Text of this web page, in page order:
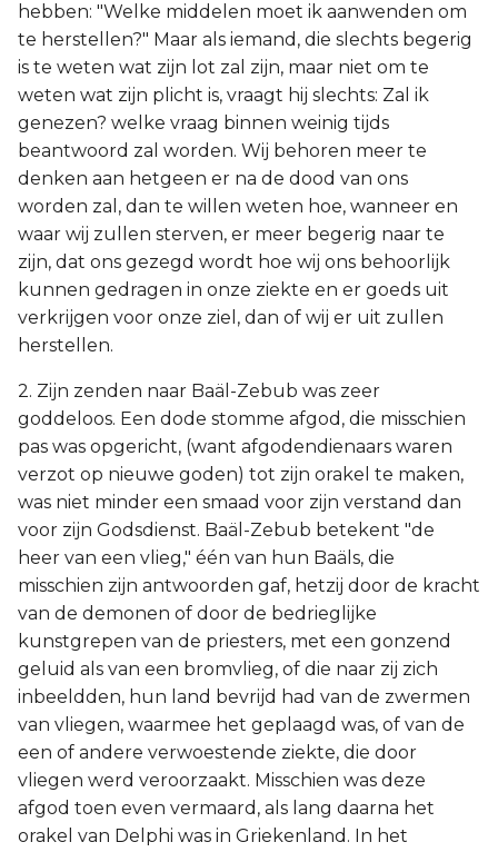
hebben: "Welke middelen moet ik aanwenden om
te herstellen?" Maar als iemand, die slechts begerig
is te weten wat zijn lot zal zijn, maar niet om te
weten wat zijn plicht is, vraagt hij slechts: Zal ik
genezen? welke vraag binnen weinig tijds
beantwoord zal worden. Wij behoren meer te
denken aan hetgeen er na de dood van ons
worden zal, dan te willen weten hoe, wanneer en
waar wij zullen sterven, er meer begerig naar te
zijn, dat ons gezegd wordt hoe wij ons behoorlijk
kunnen gedragen in onze ziekte en er goeds uit
verkrijgen voor onze ziel, dan of wij er uit zullen
herstellen.
2. Zijn zenden naar Baäl-Zebub was zeer
goddeloos. Een dode stomme afgod, die misschien
pas was opgericht, (want afgodendienaars waren
verzot op nieuwe goden) tot zijn orakel te maken,
was niet minder een smaad voor zijn verstand dan
voor zijn Godsdienst. Baäl-Zebub betekent "de
heer van een vlieg," één van hun Baäls, die
misschien zijn antwoorden gaf, hetzij door de kracht
van de demonen of door de bedrieglijke
kunstgrepen van de priesters, met een gonzend
geluid als van een bromvlieg, of die naar zij zich
inbeeldden, hun land bevrijd had van de zwermen
van vliegen, waarmee het geplaagd was, of van de
een of andere verwoestende ziekte, die door
vliegen werd veroorzaakt. Misschien was deze
afgod toen even vermaard, als lang daarna het
orakel van Delphi was in Griekenland. In het